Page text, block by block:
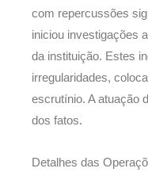
com repercussões
iniciou investigações
da instituição. Estes
irregularidades,
escrutínio. A atuação
dos fatos.
Detalhes das